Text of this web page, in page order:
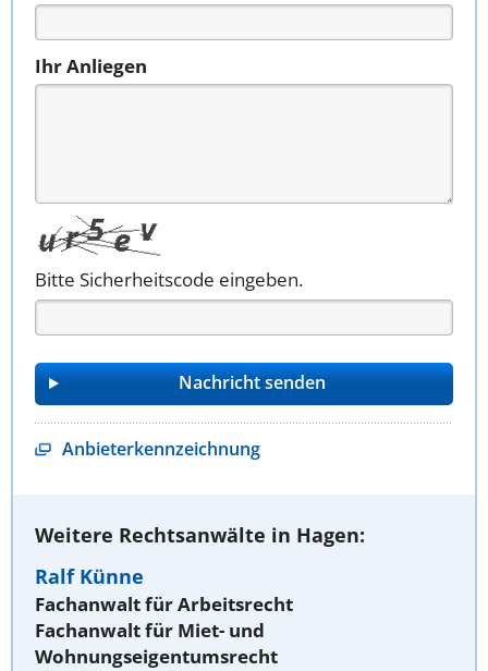
Ihr Anliegen
Bitte Sicherheitscode eingeben.
Anbieterkennzeichnung
Weitere Rechtsanwälte in Hagen:
Ralf Künne
Fachanwalt für Arbeitsrecht
Fachanwalt für Miet- und
Wohnungseigentumsrecht